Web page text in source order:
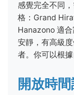
感覺完全不同
格：Grand
Hanazono 適
安靜，有高級
者。你可以根據
開放時